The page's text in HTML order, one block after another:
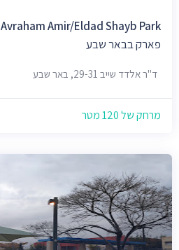
Avraham Amir/Eldad Shayb Park
פארק בבאר שבע
ד"ר אלדד שייב 29-31, באר שבע
מרחק של 120 מטר